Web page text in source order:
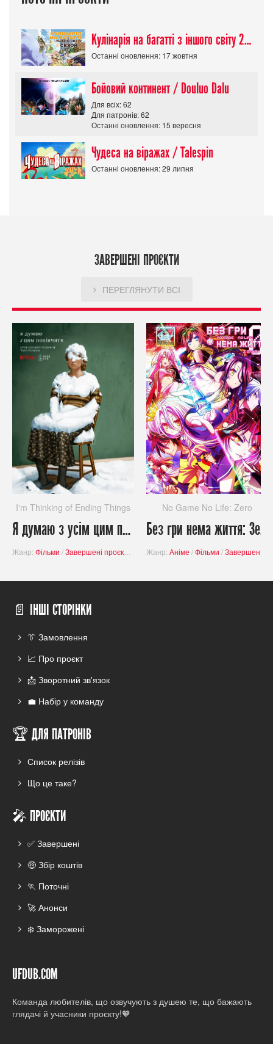
Кулінарія на багатті з іншого світу 2 сезон/ Tondemo Skill de Isekai Hourou
Останні оновлення: 17 жовтня
Бойовий континент / Douluo Dalu
Для всіх: 62
Для патронів: 62
Останні оновлення: 15 вересня
Чудеса на віражах / Talespin
Останні оновлення: 29 липня
ЗАВЕРШЕНІ ПРОЄКТИ
ПЕРЕГЛЯНУТИ ВСІ
I'm Thinking of Ending Things
Я думаю з усім цим покінчити / I'm Thinking of Ending Things
Жанр: Фільми /Завершені проєкти Містика/ Драма
No Game No Life: Zero
Без гри нема життя: Зеро / No Game No Life: Zero
Жанр: Аніме /Фільми /Завершені проєкти
📄 ІНШІ СТОРІНКИ
👔 Замовлення
📈 Про проєкт
📩 Зворотний зв'язок
💼 Набір у команду
🏆 ДЛЯ ПАТРОНІВ
Список релізів
Що це таке?
🎤 ПРОЄКТИ
✅ Завершені
🤑 Збір коштів
🏃 Поточні
🚀 Анонси
❄️ Заморожені
UFDUB.COM
Команда любителів, що озвучують з душею те, що бажають
глядачі й учасники проєкту!🧡